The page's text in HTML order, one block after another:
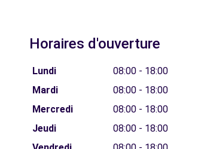
Horaires d'ouverture
Lundi
08:00 - 18:00
Mardi
08:00 - 18:00
Mercredi
08:00 - 18:00
Jeudi
08:00 - 18:00